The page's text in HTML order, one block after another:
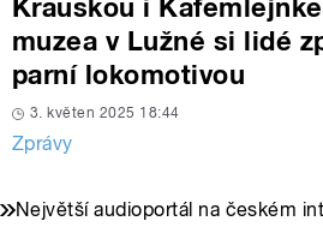
Krauskou i
muzea v Lužné si lidé
parní lokomotivou
3. květen 2025 18:44
Zprávy
Největší audioportál na českém